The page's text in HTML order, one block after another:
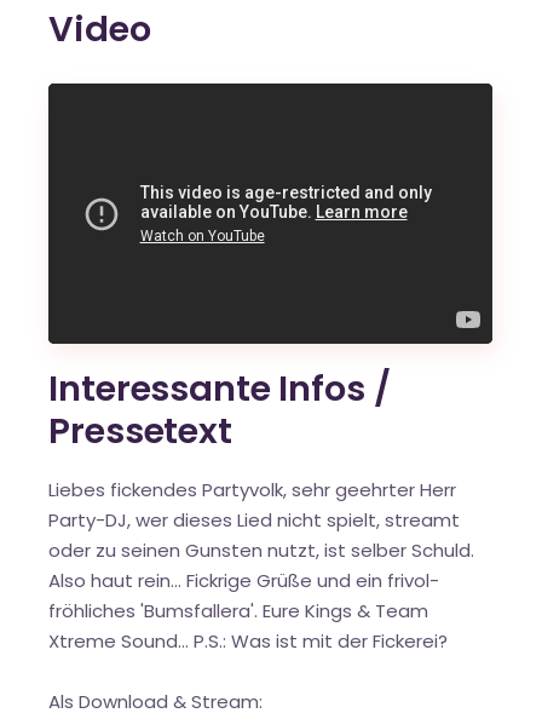
Video
Interessante Infos /
Pressetext
Liebes fickendes Partyvolk, sehr geehrter Herr
Party-DJ, wer dieses Lied nicht spielt, streamt
oder zu seinen Gunsten nutzt, ist selber Schuld.
Also haut rein… Fickrige Grüße und ein frivol-
fröhliches 'Bumsfallera'. Eure Kings & Team
Xtreme Sound... P.S.: Was ist mit der Fickerei?
Als Download & Stream: